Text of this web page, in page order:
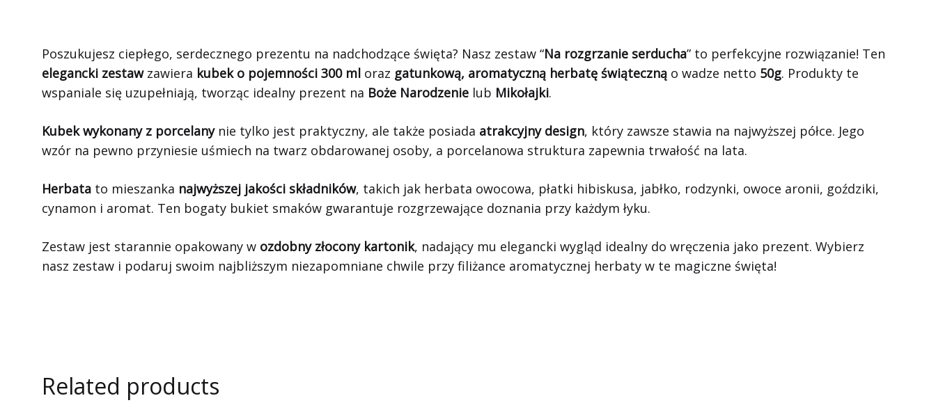
Poszukujesz ciepłego, serdecznego prezentu na nadchodzące święta? Nasz zestaw “Na rozgrzanie serducha” to perfekcyjne rozwiązanie! Ten
elegancki zestawzawiera kubek o pojemności 300 ml oraz gatunkową, aromatyczną herbatę świąteczną o wadze netto 50g. Produkty te
wspaniale się uzupełniają, tworząc idealny prezent na Boże Narodzenie lub Mikołajki.
Kubek wykonany z porcelanynie tylko jest praktyczny, ale także posiada atrakcyjny design, który zawsze stawia na najwyższej półce. Jego
wzór na pewno przyniesie uśmiech na twarz obdarowanej osoby, a porcelanowa struktura zapewnia trwałość na lata.
Herbata to mieszanka najwyższej jakości składników, takich jak herbata owocowa, płatki hibiskusa, jabłko, rodzynki, owoce aronii, goździki,
cynamon i aromat. Ten bogaty bukiet smaków gwarantuje rozgrzewające doznania przy każdym łyku.
Zestaw jest starannie opakowany w ozdobny złocony kartonik, nadający mu elegancki wygląd idealny do wręczenia jako prezent. Wybierz
nasz zestaw i podaruj swoim najbliższym niezapomniane chwile przy filiżance aromatycznej herbaty w te magiczne święta!
Related products